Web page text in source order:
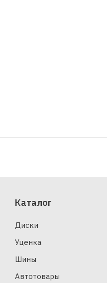
Каталог
Диски
Уценка
Шины
Автотовары